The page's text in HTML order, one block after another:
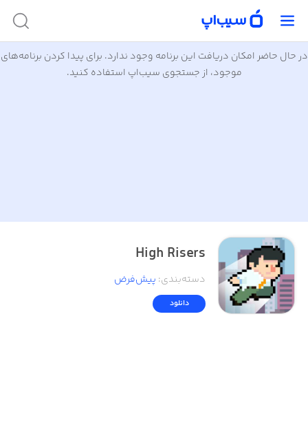
در حال حاضر امکان دریافت این برنامه وجود ندارد. برای پیدا کردن برنامه‌های
موجود، از جستجوی سیب‌اپ استفاده کنید.
High Risers
دسته‌بندی: پیش‌فرض
دانلود